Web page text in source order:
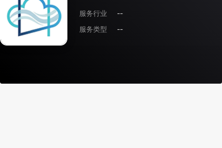
服务行业
--
服务类型
--